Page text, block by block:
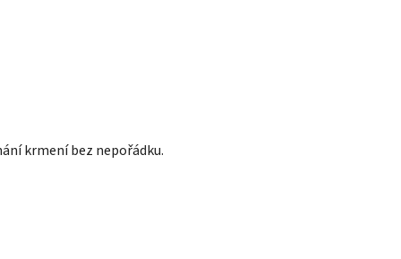
krmení bez nepořádku.